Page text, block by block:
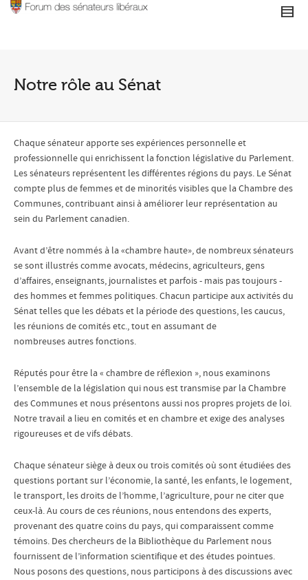
Notre rôle au Sénat
Chaque sénateur apporte ses expériences personnelle et
professionnelle qui enrichissent la fonction législative du Parlement.
Les sénateurs représentent les différentes régions du pays. Le Sénat
compte plus de femmes et de minorités visibles que la Chambre des
Communes, contribuant ainsi à améliorer leur représentation au
sein du Parlement canadien.
Avant d’être nommés à la «chambre haute», de nombreux sénateurs
se sont illustrés comme avocats, médecins, agriculteurs, gens
d’affaires, enseignants, journalistes et parfois - mais pas toujours -
des hommes et femmes politiques. Chacun participe aux activités du
Sénat telles que les débats et la période des questions, les caucus,
les réunions de comités etc., tout en assumant de
nombreuses autres fonctions.
Réputés pour être la « chambre de réflexion », nous examinons
l’ensemble de la législation qui nous est transmise par la Chambre
des Communes et nous présentons aussi nos propres projets de loi.
Notre travail a lieu en comités et en chambre et exige des analyses
rigoureuses et de vifs débats.
Chaque sénateur siège à deux ou trois comités où sont étudiées des
questions portant sur l’économie, la santé, les enfants, le logement,
le transport, les droits de l’homme, l’agriculture, pour ne citer que
ceux-là. Au cours de ces réunions, nous entendons des experts,
provenant des quatre coins du pays, qui comparaissent comme
témoins. Des chercheurs de la Bibliothèque du Parlement nous
fournissent de l’information scientifique et des études pointues.
Nous posons des questions, nous participons à des discussions avec